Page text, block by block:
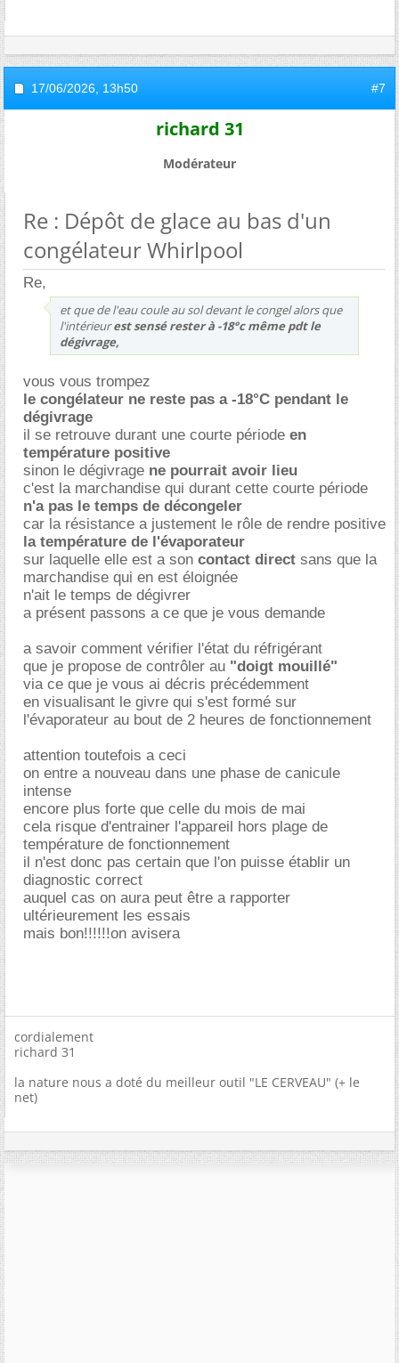
17/06/2026, 13h50 #7
richard 31
Modérateur
Re : Dépôt de glace au bas d'un
congélateur Whirlpool
Re,
et que de l'eau coule au sol devant le congel alors que
l'intérieurest sensé rester à -18°c même pdt le
dégivrage,
vous vous trompez
le congélateur ne reste pas a -18°C pendant le
dégivrage
il se retrouve durant une courte période en
température positive
sinon le dégivrage ne pourrait avoir lieu
c'est la marchandise qui durant cette courte période
n'a pas le temps de décongeler
car la résistance a justement le rôle de rendre positive
la température de l'évaporateur
sur laquelle elle est a son contact direct sans que la
marchandise qui en est éloignée
n'ait le temps de dégivrer
a présent passons a ce que je vous demande
a savoir comment vérifier l'état du réfrigérant
que je propose de contrôler au "doigt mouillé"
via ce que je vous ai décris précédemment
en visualisant le givre qui s'est formé sur
l'évaporateur au bout de 2 heures de fonctionnement
attention toutefois a ceci
on entre a nouveau dans une phase de canicule
intense
encore plus forte que celle du mois de mai
cela risque d'entrainer l'appareil hors plage de
température de fonctionnement
il n'est donc pas certain que l'on puisse établir un
diagnostic correct
auquel cas on aura peut être a rapporter
ultérieurement les essais
mais bon!!!!!!on avisera
cordialement
richard 31
la nature nous a doté du meilleur outil "LE CERVEAU" (+ le
net)